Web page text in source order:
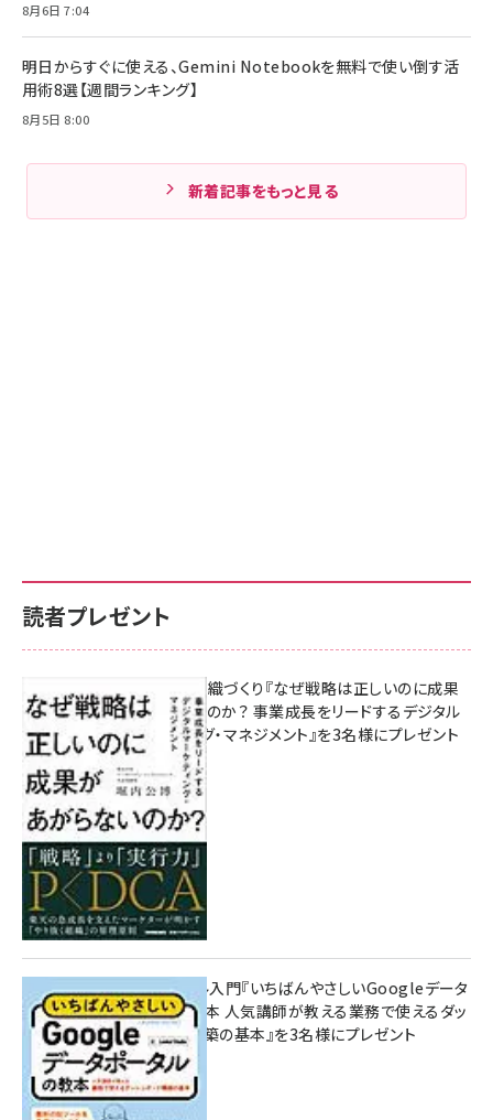
8月6日 7:04
明日からすぐに使える、Gemini Notebookを無料で使い倒す活
用術8選【週間ランキング】
8月5日 8:00
新着記事をもっと見る
読者プレゼント
成果を生む組織づくり『なぜ戦略は正しいのに成果
があがらないのか？ 事業成長をリードするデジタル
マーケティング・マネジメント』を3名様にプレゼント
10:00
無料BIツール入門『いちばんやさしいGoogleデータ
ポータルの教本 人気講師が教える業務で使えるダッ
シュボード構築の基本』を3名様にプレゼント
7月31日 10:00